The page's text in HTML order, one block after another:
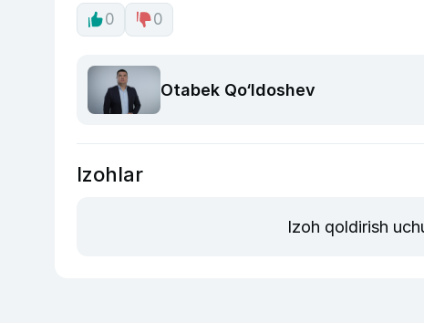
0 0
Otabek Qo‘ldoshev
Izohlar
Izoh qoldirish